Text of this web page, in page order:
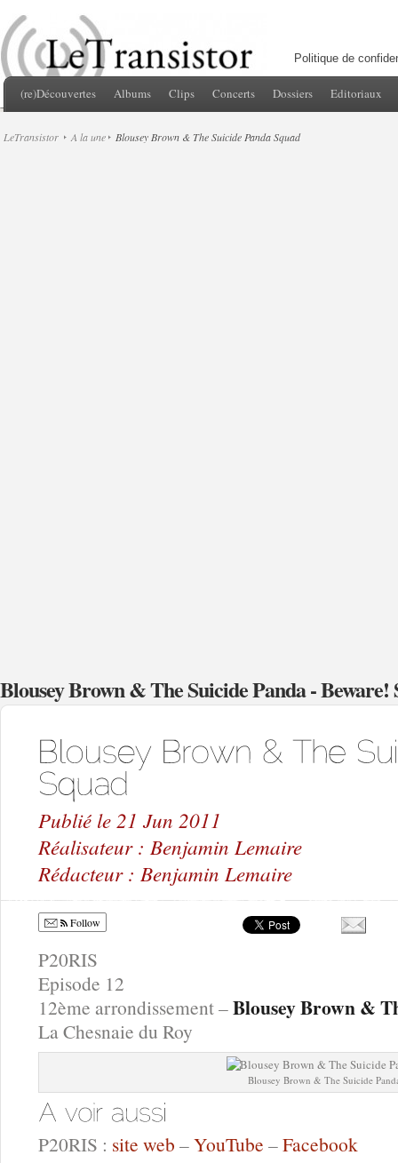
Politique de
(re)Découvertes Albums Clips Concerts Dossiers Editoriaux
LeTransistor A la une Blousey Brown & The Suicide Panda Squad
Blousey Brown & The Suicide Panda -
Publié le 21 Jun 2011
Réalisateur : Benjamin Lemaire
Rédacteur : Benjamin Lemaire
Follow
P20RIS
Episode 12
12ème arrondissement –Blousey Brown &
La Chesnaie du Roy
Blousey Brown & The Suicide
P20RIS : site web –YouTube –Facebook